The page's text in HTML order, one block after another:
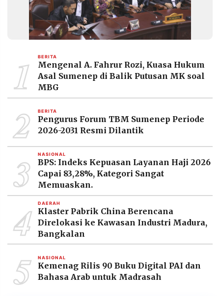
RESOLUSI
MEDIA
PRAMUDITA
©
Resolusi.co
2026
RESOLUSI
MEDIA
PRAMUDITA
1 BERITA
Mengenal A. Fahrur Rozi, Kuasa Hukum
Asal Sumenep di Balik Putusan MK soal
MBG
2 BERITA
Pengurus Forum TBM Sumenep Periode
2026-2031 Resmi Dilantik
3 NASIONAL
BPS: Indeks Kepuasan Layanan Haji 2026
Capai 83,28%, Kategori Sangat
Memuaskan.
4 DAERAH
Klaster Pabrik China Berencana
Direlokasi ke Kawasan Industri Madura,
Bangkalan
5 NASIONAL
Kemenag Rilis 90 Buku Digital PAI dan
Bahasa Arab untuk Madrasah